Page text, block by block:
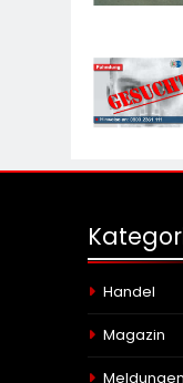
Handel
Magazin
Meldungen